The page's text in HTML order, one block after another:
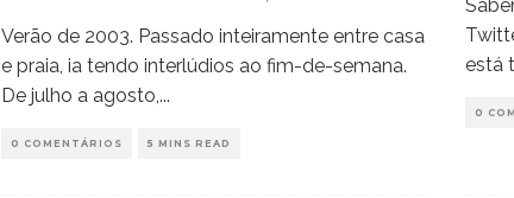
Verão de 2003. Passado inteiramente entre casa
e praia, ia tendo interlúdios ao fim-de-semana.
De julho a agosto,...
0 COMENTÁRIOS 5 MINS READ
está
0